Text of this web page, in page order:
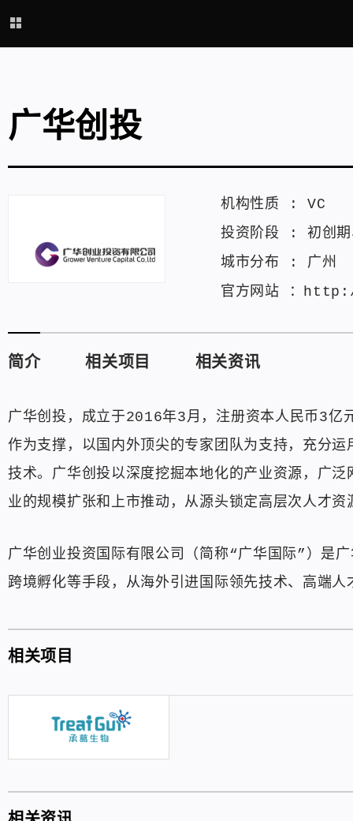
广华创投
机构性质 : VC
投资阶段 : 初创期
城市分布 : 广州
官方网站 ：
简介 相关项目 相关资讯
广华创投，成立于2016年3月，注册资本人民币3亿
作为支撑，以国内外顶尖的专家团队为支持，充分
技术。广华创投以深度挖掘本地化的产业资源，广
业的规模扩张和上市推动，从源头锁定高层次人才
广华创业投资国际有限公司（简称“广华国际”）是
跨境孵化等手段，从海外引进国际领先技术、高端
相关项目